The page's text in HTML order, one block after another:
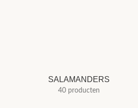
SALAMANDERS
40 producten